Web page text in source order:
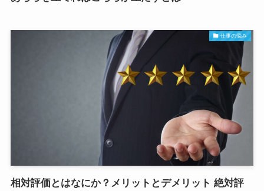
仕事の悩み
相対評価とはなにか？メリットとデメリット 絶対評